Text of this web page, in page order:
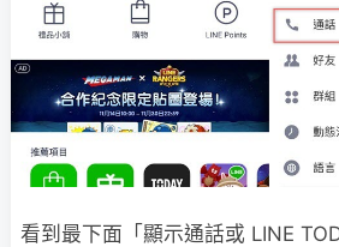
看到最下面「顯示通話或 LINE